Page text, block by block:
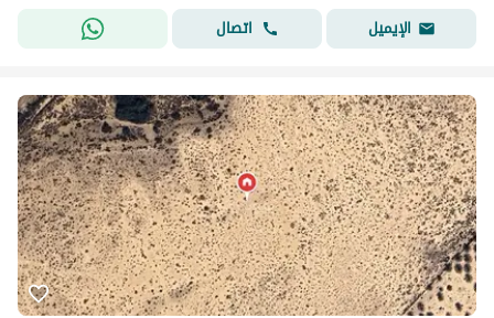
الإيميل
اتصال